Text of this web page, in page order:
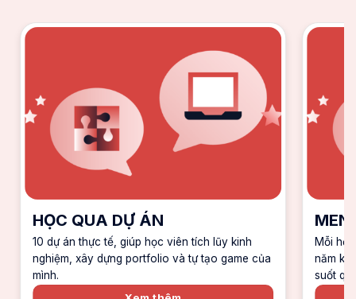
HỌC QUA DỰ ÁN
10 dự án thực tế, giúp học viên tích lũy kinh
nghiệm, xây dựng portfolio và tự tạo game của
mình.
Mỗi
năm
suốt